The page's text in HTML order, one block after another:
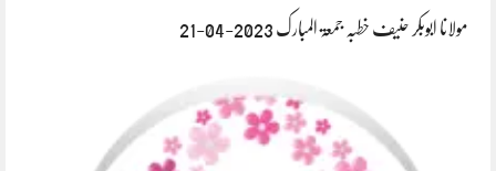
مولانا ابوبکر حنیف خطبہ جمعۃ المبارک 2023-04-21